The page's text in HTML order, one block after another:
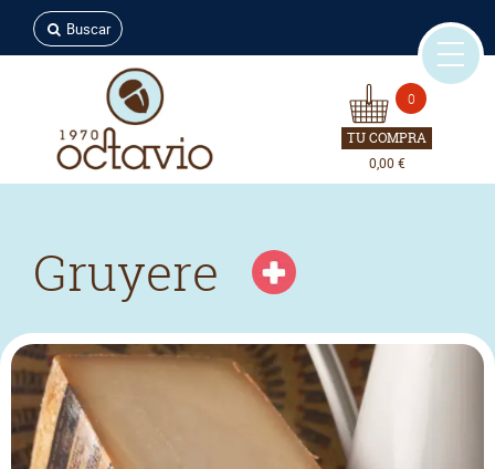
Buscar
0
TU COMPRA
0,00 €
Gruyere